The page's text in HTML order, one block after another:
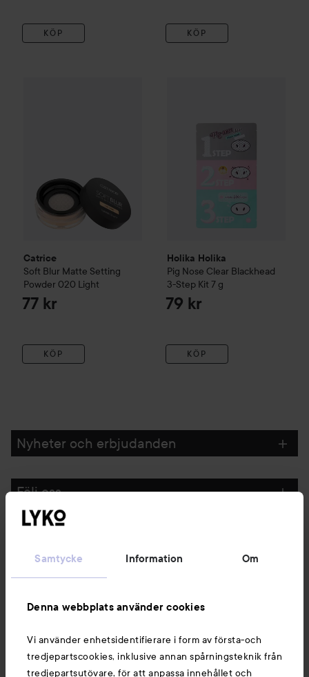
Samtycke Information Om
Denna webbplats använder cookies
Vi använder enhetsidentifierare i form av första-och
tredjepartscookies, inklusive annan spårningsteknik från
tredjepartsutövare, för att anpassa innehållet och
KÖP KÖP
Catrice
Soft Blur Matte Setting
Powder 020 Light
77 kr
KÖP
Holika Holika
Pig Nose Clear Blackhead
3-Step Kit 7 g
79 kr
KÖP
Nyheter och erbjudanden
Följ oss
Du kanske också gillar